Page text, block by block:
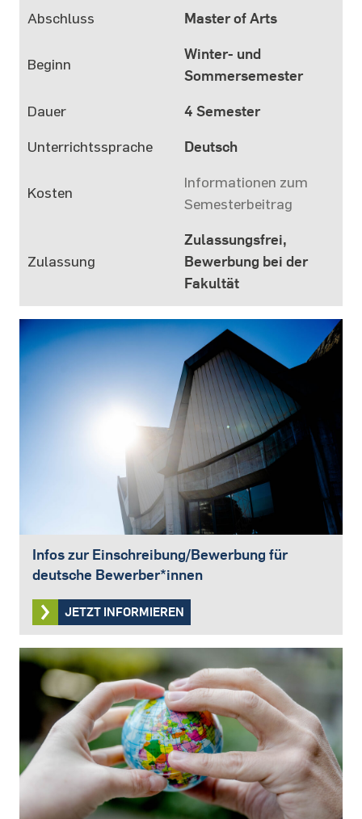
Abschluss Master of Arts
Beginn
Winter- und
Sommersemester
Dauer 4 Semester
Unterrichtssprache Deutsch
Kosten
Informationen zum
Semesterbeitrag
Zulassung
Zulassungsfrei,
Bewerbung bei der
Fakultät
Infos zur Einschreibung/Bewerbung für
deutsche Bewerber*innen
JETZT INFORMIEREN